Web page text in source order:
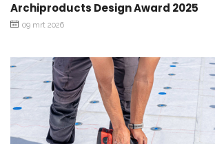
Archiproducts Design Award 2025
09 mrt 2026